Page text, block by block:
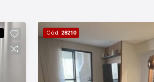
conforto e qualidade de vida!
Cód. 28210